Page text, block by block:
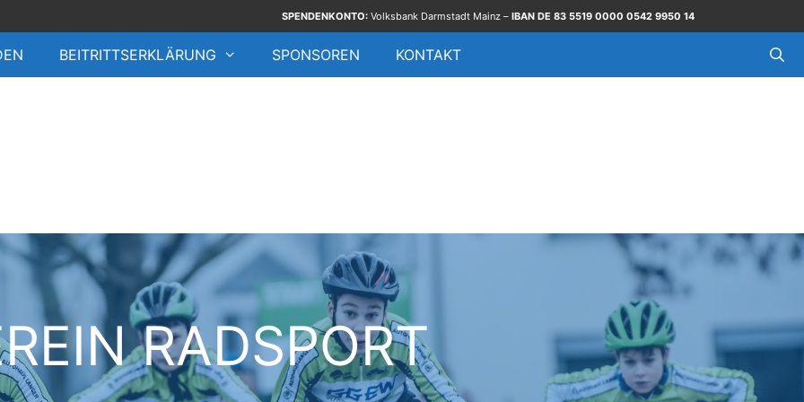
SPENDENKONTO: Volksbank Darmstadt Mainz – IBAN DE 83 5519 0000 0542 9950 14
BEITRITTSERKLÄRUNG SPONSOREN KONTAKT
RADSPORT